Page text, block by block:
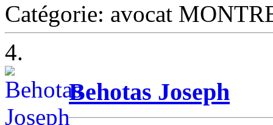
Catégorie: avocat
4.
Behotas Joseph